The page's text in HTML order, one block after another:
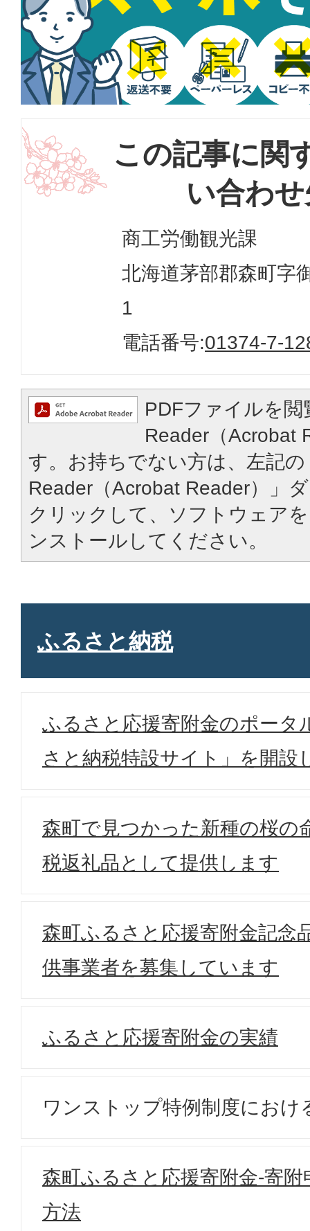
この記事に関
い合わ
商工労働観光課
北海道茅部郡森町字
1
電話番号:01374-7-
PDFファイルを
Reader（Acrobat
す。お持ちでない方は、左記
Reader（Acrobat Reader）」
クリックして、ソフトウェア
ンストールしてください。
ふるさと納税
ふるさと応援寄附金のポータ
さと納税特設サイト」を開設
森町で見つかった新種の桜の
税返礼品として提供します
森町ふるさと応援寄附金記念
供事業者を募集しています
ふるさと応援寄附金の実績
ワンストップ特例制度におけ
森町ふるさと応援寄附金-寄
方法